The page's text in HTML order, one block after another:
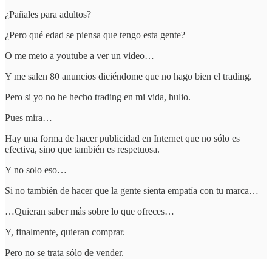
¿Pañales para adultos?
¿Pero qué edad se piensa que tengo esta gente?
O me meto a youtube a ver un video…
Y me salen 80 anuncios diciéndome que no hago bien el trading.
Pero si yo no he hecho trading en mi vida, hulio.
Pues mira…
Hay una forma de hacer publicidad en Internet que no sólo es
efectiva, sino que también es respetuosa.
Y no solo eso…
Si no también de hacer que la gente sienta empatía con tu marca…
…Quieran saber más sobre lo que ofreces…
Y, finalmente, quieran comprar.
Pero no se trata sólo de vender.